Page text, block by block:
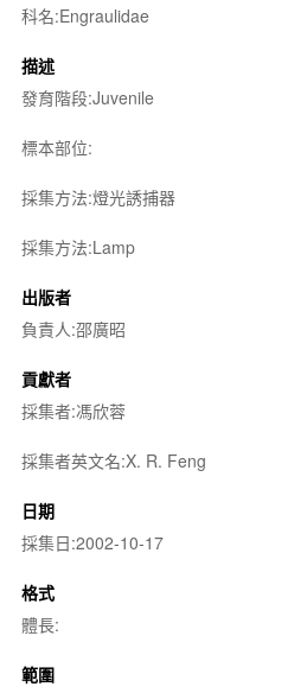
科名:Engraulidae
描述
發育階段:Juvenile
標本部位:
採集方法:燈光誘捕器
採集方法:Lamp
出版者
負責人:邵廣昭
貢獻者
採集者:馮欣蓉
採集者英文名:X. R. Feng
日期
採集日:2002-10-17
格式
體長:
範圍